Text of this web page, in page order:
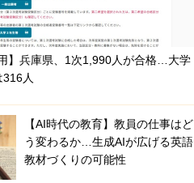
用】兵庫県、1次1,990人が合格…大学
人
【AI時代の教育】教員の仕事はど
う変わるか…生成AIが広げる英語
教材づくりの可能性